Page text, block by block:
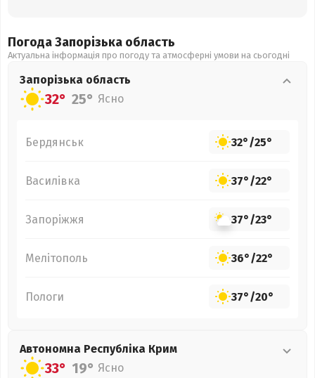
Погода Запорізька область
Актуальна інформація про погоду та атмосферні умови на сьогодні
Запорізька область
32° 25° Ясно
Бердянськ 32°/25°
Василівка 37°/22°
Запоріжжя 37°/23°
Мелітополь 36°/22°
Пологи 37°/20°
Автономна Республіка Крим
33° 19° Ясно